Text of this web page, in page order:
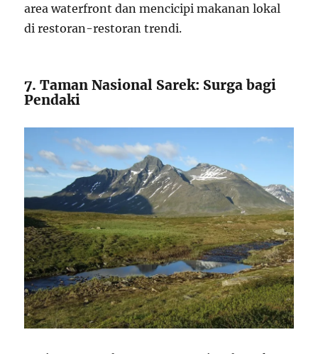
area waterfront dan mencicipi makanan lokal
di restoran-restoran trendi.
7. Taman Nasional Sarek: Surga bagi
Pendaki